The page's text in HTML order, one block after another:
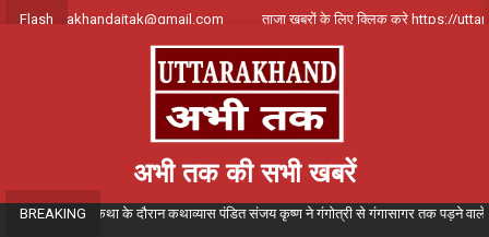
SkipFlash ताजा खबरों के लिए क्लिक करे https://
अभी तक की सभी खबरें
BREAKING
गंगा कथा के दौरान कथाव्यास पंडित संजय कृष्ण ने गंगोत्री से गंगासागर तक पड़ने वाले विभिन्न